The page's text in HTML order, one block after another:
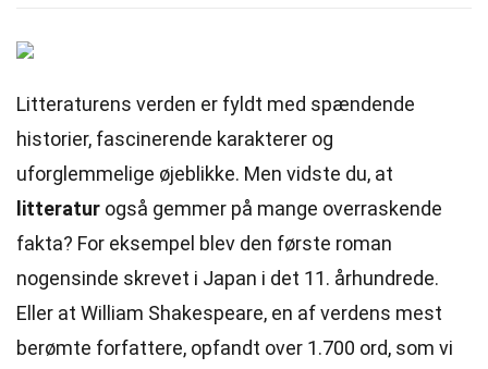
Litteraturens verden er fyldt med spændende
historier, fascinerende karakterer og
uforglemmelige øjeblikke. Men vidste du, at
litteratur også gemmer på mange overraskende
fakta? For eksempel blev den første roman
nogensinde skrevet i Japan i det 11. århundrede.
Eller at William Shakespeare, en af verdens mest
berømte forfattere, opfandt over 1.700 ord, som vi